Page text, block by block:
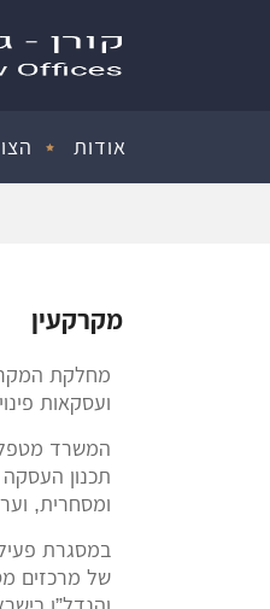
אודות
מקרקעין
מחלקת
ועסקאות
המשרד מטפל
תכנון
ומסחרית,
במסגרת
של מרכזים